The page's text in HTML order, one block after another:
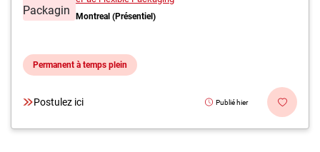
Montreal (Présentiel)
Permanent à temps plein
Postulez ici Publié hier